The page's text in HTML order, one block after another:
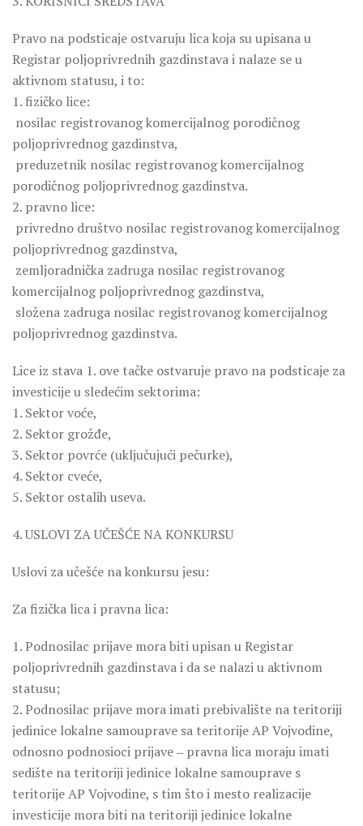
Pravo na podsticaje ostvaruju lica koja su upisana u
Registar poljoprivrednih gazdinstava i nalaze se u
aktivnom statusu, i to:
1. fizičko lice:
­ nosilac registrovanog komercijalnog porodičnog
poljoprivrednog gazdinstva,
­ preduzetnik nosilac registrovanog komercijalnog
porodičnog poljoprivrednog gazdinstva.
2. pravno lice:
­ privredno društvo nosilac registrovanog komercijalnog
poljoprivrednog gazdinstva,
­ zemljoradnička zadruga nosilac registrovanog
komercijalnog poljoprivrednog gazdinstva,
­ složena zadruga nosilac registrovanog komercijalnog
poljoprivrednog gazdinstva.
Lice iz stava 1. ove tačke ostvaruje pravo na podsticaje za
investicije u sledećim sektorima:
1. Sektor voće,
2. Sektor grožđe,
3. Sektor povrće (uključujući pečurke),
4. Sektor cveće,
5. Sektor ostalih useva.
4. USLOVI ZA UČEŠĆE NA KONKURSU
Uslovi za učešće na konkursu jesu:
Za fizička lica i pravna lica:
1. Podnosilac prijave mora biti upisan u Registar
poljoprivrednih gazdinstava i da se nalazi u aktivnom
statusu;
2. Podnosilac prijave mora imati prebivalište na teritoriji
jedinice lokalne samouprave sa teritorije AP Vojvodine,
odnosno podnosioci prijave ‒ pravna lica moraju imati
sedište na teritoriji jedinice lokalne samouprave s
teritorije AP Vojvodine, s tim što i mesto realizacije
investicije mora biti na teritoriji jedinice lokalne